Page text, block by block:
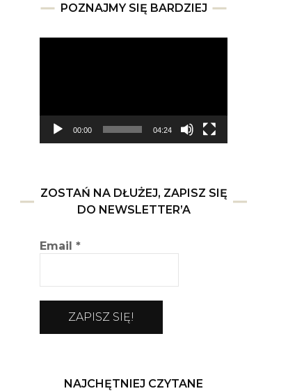
POZNAJMY SIĘ BARDZIEJ
00:00 04:24
ZOSTAŃ NA DŁUŻEJ, ZAPISZ SIĘ
DO NEWSLETTER’A
Email *
NAJCHĘTNIEJ CZYTANE